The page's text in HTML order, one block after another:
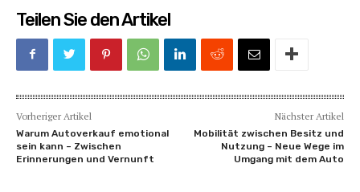
Teilen Sie den Artikel
Vorheriger Artikel
Warum Autoverkauf emotional
sein kann – Zwischen
Erinnerungen und Vernunft
Nächster Artikel
Mobilität zwischen Besitz und
Nutzung – Neue Wege im
Umgang mit dem Auto